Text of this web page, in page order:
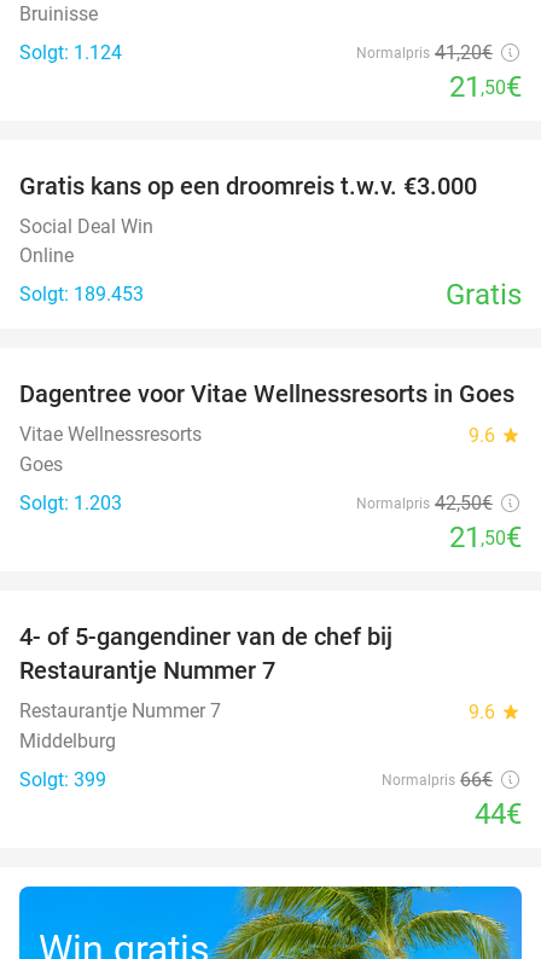
Bruinisse
Solgt: 1.124
Normalpris 41,20€
21 ,50€
Gratis kans op een droomreis t.w.v. €3.000
Social Deal Win
Online
Solgt: 189.453
Gratis
49%
Dagentree voor Vitae Wellnessresorts in Goes
Vitae Wellnessresorts 9.6 star
Goes
Solgt: 1.203
Normalpris 42,50€
21 ,50€
4- of 5-gangendiner van de chef bij
Restaurantje Nummer 7
Restaurantje Nummer 7 9.6 star
Middelburg
Solgt: 399
Normalpris 66€
44€
Win gratis